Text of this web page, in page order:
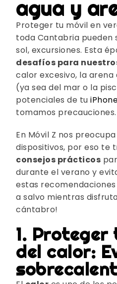
agua y
Proteger tu móvil en
toda Cantabria pueden
sol, excursiones. Esta
desafíos para
calor excesivo, la
(ya sea del mar o la
potenciales de tu
tomamos precauciones.
En Móvil Z nos
dispositivos, por eso te
consejos prácticos
durante el verano y
estas
a salvo mientras
cántabro!
1. Proteger
del calor: